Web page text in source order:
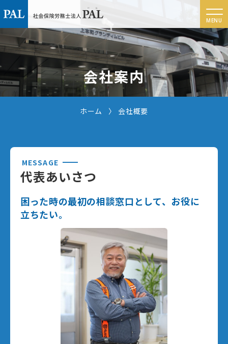
会社案内
ホーム 会社概要
MESSAGE
代表あいさつ
困った時の最初の相談窓口として、お役に
立ちたい。